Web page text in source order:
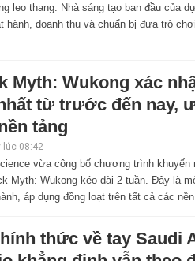
leo thang. Nhà sáng tạo ban đầu của
doanh thu và chuẩn bị đưa trò
Myth: Wukong xác
từ trước đến nay,
tảng
lúc 08:42
vừa công bố chương trình khuyến
Myth: Wukong kéo dài 2 tuần. Đây là
áp dụng đồng loạt trên tất cả các nền
thức về tay Saudi